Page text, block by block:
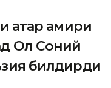
Қатар амири
Ол Соний
билдирди